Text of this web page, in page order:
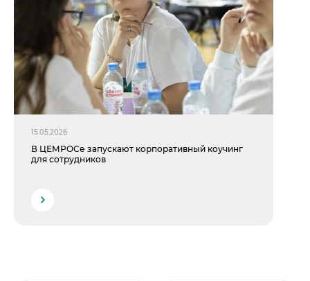
15.05.2026
В ЦЕМРОСе запускают корпоративный коучинг
для сотрудников